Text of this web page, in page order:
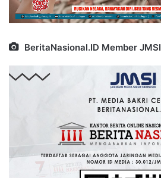
BeritaNasional.ID Member JMSI